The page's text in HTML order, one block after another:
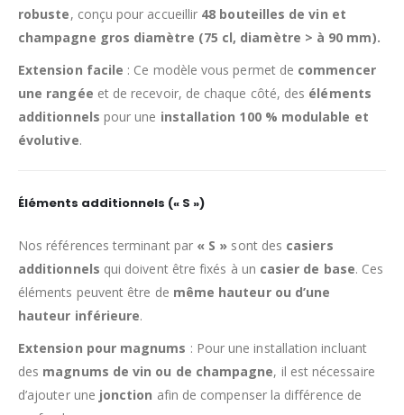
robuste, conçu pour accueillir 48 bouteilles de vin et
champagne gros diamètre (75 cl, diamètre > à 90 mm).
Extension facile : Ce modèle vous permet de commencer
une rangée et de recevoir, de chaque côté, des éléments
additionnels pour une installation 100 % modulable et
évolutive.
Éléments additionnels (« S »)
Nos références terminant par « S » sont des casiers
additionnels qui doivent être fixés à un casier de base. Ces
éléments peuvent être de même hauteur ou d’une
hauteur inférieure.
Extension pour magnums : Pour une installation incluant
des magnums de vin ou de champagne, il est nécessaire
d’ajouter une jonction afin de compenser la différence de